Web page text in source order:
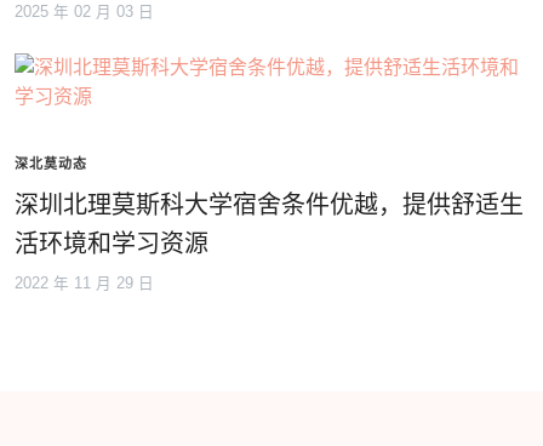
2025 年 02 月 03 日
深北莫动态
深圳北理莫斯科大学宿舍条件优越，提供舒适生
活环境和学习资源
2022 年 11 月 29 日